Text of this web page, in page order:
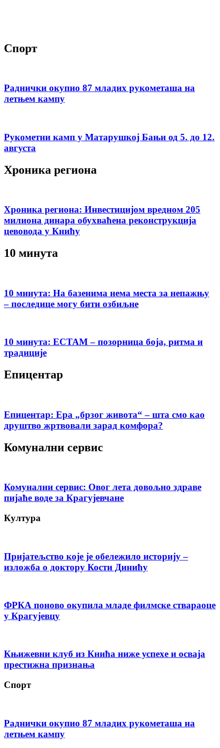
Спорт
Раднички окупио 87 младих рукометаша на
летњем кампу
Рукометни камп у Матарушкој Бањи од 5. до 12.
августа
Хроника региона
Хроника региона: Инвестицијом вредном 205
милиона динара обухваћена реконструкција
цевовода у Книћу
10 минута
10 минута: На базенима нема места за непажњу
– последице могу бити озбиљне
10 минута: ЕСТАМ – позорница боја, ритма и
традиције
Епицентар
Епицентар: Ера „брзог живота“ – шта смо као
друштво жртвовали зарад комфора?
Комунални сервис
Комунални сервис: Овог лета довољно здраве
пијаће воде за Крагујевчане
Култура
Пријатељство које је обележило историју –
изложба о доктору Кости Динићу
ФРКА поново окупила младе филмске ствараоце
у Крагујевцу
Књижевни клуб из Кнића ниже успехе и осваја
престижна признања
Спорт
Раднички окупио 87 младих рукометаша на
летњем кампу